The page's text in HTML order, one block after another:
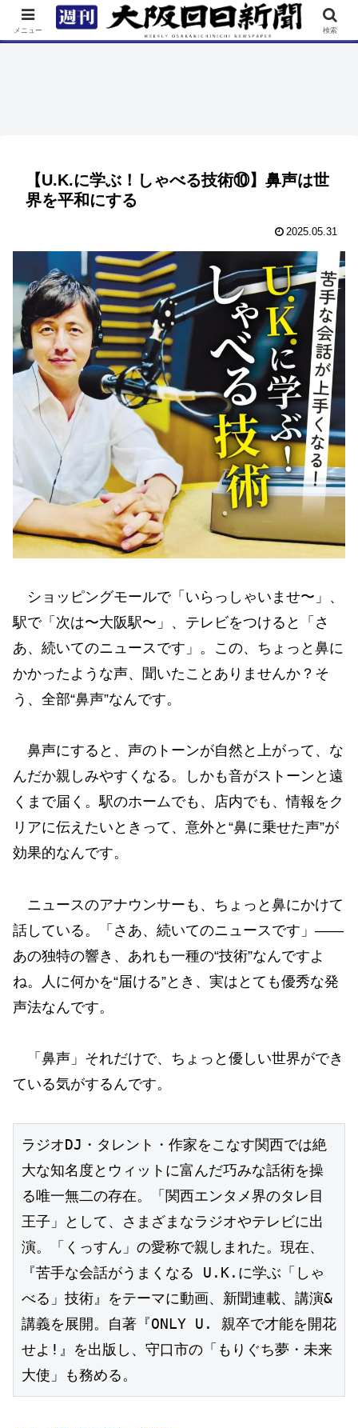
TOP 特集 ニュース 連載 街ネタ イベント
【U.K.に学ぶ！しゃべる技術⑩】鼻声は世
界を平和にする
2025.05.31
ショッピングモールで「いらっしゃいませ〜」、
駅で「次は〜大阪駅〜」、テレビをつけると「さ
あ、続いてのニュースです」。この、ちょっと鼻に
かかったような声、聞いたことありませんか？そ
う、全部“鼻声”なんです。
鼻声にすると、声のトーンが自然と上がって、な
んだか親しみやすくなる。しかも音がストーンと遠
くまで届く。駅のホームでも、店内でも、情報をク
リアに伝えたいときって、意外と“鼻に乗せた声”が
効果的なんです。
ニュースのアナウンサーも、ちょっと鼻にかけて
話している。「さあ、続いてのニュースです」――
あの独特の響き、あれも一種の“技術”なんですよ
ね。人に何かを“届ける”とき、実はとても優秀な発
声法なんです。
「鼻声」それだけで、ちょっと優しい世界ができ
ている気がするんです。
ラジオDJ・タレント・作家をこなす関西では絶
大な知名度とウィットに富んだ巧みな話術を操
る唯一無二の存在。「関西エンタメ界のタレ目
王子」として、さまざまなラジオやテレビに出
演。「くっすん」の愛称で親しまれた。現在、
『苦手な会話がうまくなる U.K.に学ぶ「しゃ
べる」技術』をテーマに動画、新聞連載、講演&
講義を展開。自著『ONLY U. 親卒で才能を開花
せよ!』を出版し、守口市の「もりぐち夢・未来
大使」も務める。
メニュー 検索